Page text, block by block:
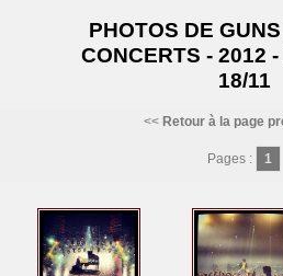
PHOTOS DE
CONCERTS - 2012
18/11
<< Retour à la page
Pages : 1